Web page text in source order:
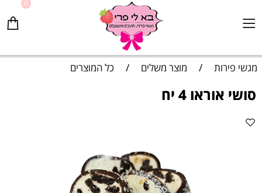
0
מגשי פירות / מוצר משלים / כל המוצרים
סושי אוראו 4 יח